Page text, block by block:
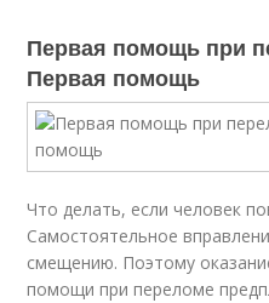
Первая помощь при
Первая помощь
Что делать, если человек
Самостоятельное
смещению. Поэтому
помощи при переломе